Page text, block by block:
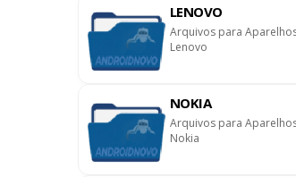
LENOVO
Arquivos para
Lenovo
NOKIA
Arquivos para
Nokia